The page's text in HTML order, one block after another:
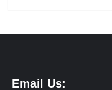
Email Us: